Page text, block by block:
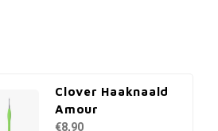
Clover Haaknaald
Amour
€8,90